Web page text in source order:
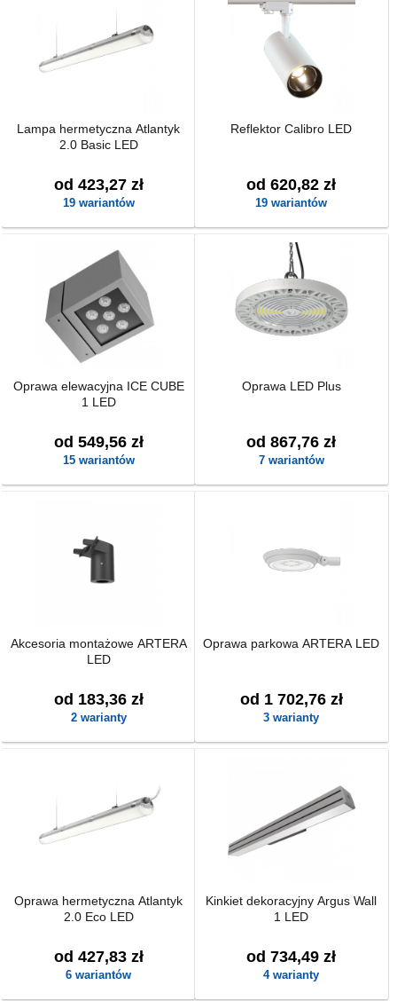
Lampa hermetyczna Atlantyk
2.0 Basic LED
od 423,27 zł
19 wariantów
Reflektor Calibro LED
od 620,82 zł
19 wariantów
Oprawa elewacyjna ICE CUBE
1 LED
od 549,56 zł
15 wariantów
Oprawa LED Plus
od 867,76 zł
7 wariantów
Akcesoria montażowe ARTERA
LED
od 183,36 zł
2 warianty
Oprawa parkowa ARTERA LED
od 1 702,76 zł
3 warianty
Oprawa hermetyczna Atlantyk
2.0 Eco LED
od 427,83 zł
6 wariantów
Kinkiet dekoracyjny Argus Wall
1 LED
od 734,49 zł
4 warianty